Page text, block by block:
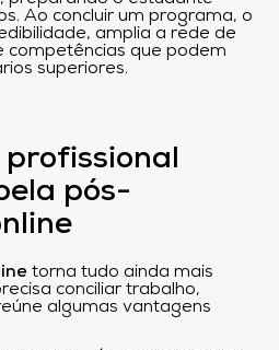
Ao concluir um programa, o
amplia a rede de
competências que podem
superiores.
profissional
pós-
torna tudo ainda mais
conciliar trabalho,
algumas vantagens